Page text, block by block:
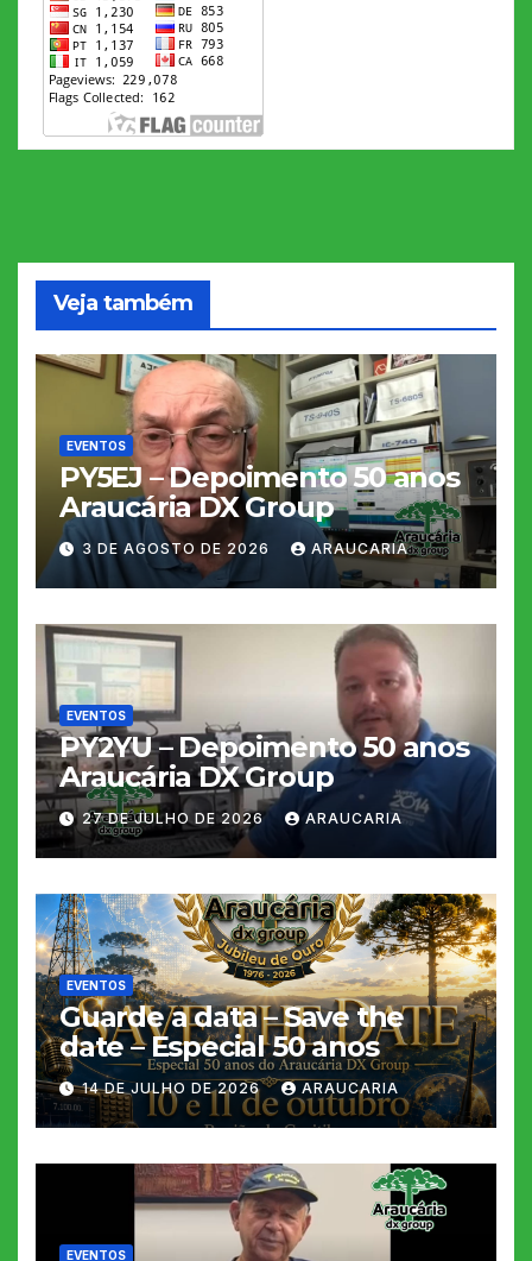
Veja também
EVENTOS
PY5EJ – Depoimento 50 anos
Araucária DX Group
3 DE AGOSTO DE 2026 ARAUCARIA
EVENTOS
PY2YU – Depoimento 50 anos
Araucária DX Group
27 DE JULHO DE 2026 ARAUCARIA
EVENTOS
Guarde a data – Save the
date – Especial 50 anos
14 DE JULHO DE 2026 ARAUCARIA
EVENTOS